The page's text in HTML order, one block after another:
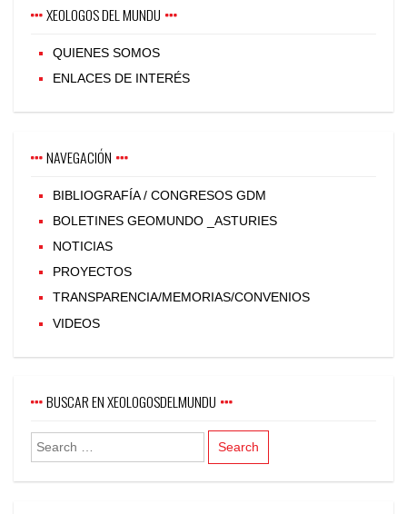
XEOLOGOS DEL MUNDU
QUIENES SOMOS
ENLACES DE INTERÉS
NAVEGACIÓN
BIBLIOGRAFÍA / CONGRESOS GDM
BOLETINES GEOMUNDO _ASTURIES
NOTICIAS
PROYECTOS
TRANSPARENCIA/MEMORIAS/CONVENIOS
VIDEOS
BUSCAR EN XEOLOGOSDELMUNDU